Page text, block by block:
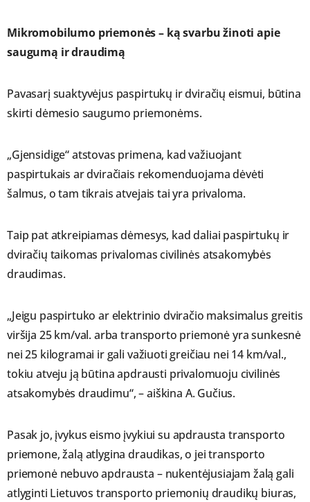
Mikromobilumo priemonės – ką svarbu žinoti apie
saugumą ir draudimą
Pavasarį suaktyvėjus paspirtukų ir dviračių eismui, būtina
skirti dėmesio saugumo priemonėms.
„Gjensidige“ atstovas primena, kad važiuojant
paspirtukais ar dviračiais rekomenduojama dėvėti
šalmus, o tam tikrais atvejais tai yra privaloma.
Taip pat atkreipiamas dėmesys, kad daliai paspirtukų ir
dviračių taikomas privalomas civilinės atsakomybės
draudimas.
„Jeigu paspirtuko ar elektrinio dviračio maksimalus greitis
viršija 25 km/val. arba transporto priemonė yra sunkesnė
nei 25 kilogramai ir gali važiuoti greičiau nei 14 km/val.,
tokiu atveju ją būtina apdrausti privalomuoju civilinės
atsakomybės draudimu“, – aiškina A. Gučius.
Pasak jo, įvykus eismo įvykiui su apdrausta transporto
priemone, žalą atlygina draudikas, o jei transporto
priemonė nebuvo apdrausta – nukentėjusiajam žalą gali
atlyginti Lietuvos transporto priemonių draudikų biuras,